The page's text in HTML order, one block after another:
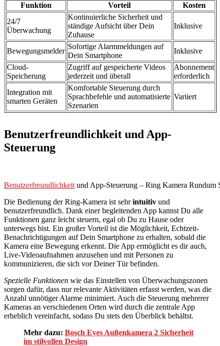
Funktion Vorteil
Kosten
24/7
Überwachung
Kontinuierliche Sicherheit und
ständige Aufsicht über Dein
Zuhause
Inklusive
Bewegungsmelder
Sofortige Alarmmeldungen auf
Dein Smartphone
Inklusive
Cloud-
Speicherung
Zugriff auf gespeicherte Videos
jederzeit und überall
Abonnement
erforderlich
Integration mit
smarten Geräten
Komfortable Steuerung durch
Sprachbefehle und automatisierte
Szenarien
Variiert
Benutzerfreundlichkeit und App-
Steuerung
Benutzerfreundlichkeit und App-Steuerung – Ring Kamera Rundum
Die Bedienung der Ring-Kamera ist sehrintuitiv und
benutzerfreundlich. Dank einer begleitenden App kannst Du alle
Funktionen ganz leicht steuern, egal ob Du zu Hause oder
unterwegs bist. Ein großer Vorteil ist die Möglichkeit, Echtzeit-
Benachrichtigungen auf Dein Smartphone zu erhalten, sobald die
Kamera eine Bewegung erkennt. Die App ermöglicht es dir auch,
Live-Videoaufnahmen anzusehen und mit Personen zu
kommunizieren, die sich vor Deiner Tür befinden.
Spezielle Funktionen wie das Einstellen von Überwachungszonen
sorgen dafür, dass nur relevante Aktivitäten erfasst werden, was die
Anzahl unnötiger Alarme minimiert. Auch die Steuerung mehrerer
Kameras an verschiedenen Orten wird durch die zentrale App
erheblich vereinfacht, sodass Du stets den Überblick behältst.
Mehr dazu: Bosch Eyes Außenkamera 2 Sicherheit
im stilvollen Design